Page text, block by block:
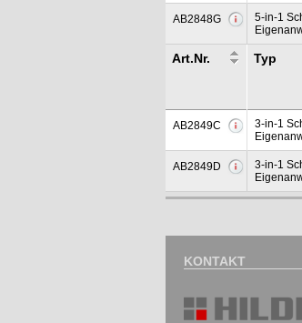
AB2848G
5-in-1
Art.Nr. Typ
AB2849C
3-in-1
AB2849D
3-in-1
KONTAKT